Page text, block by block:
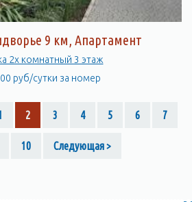
9 км, Апартамент
2х комнатный 3 этаж
руб/сутки за номер
2 3 4 5 6 7
10 Следующая >